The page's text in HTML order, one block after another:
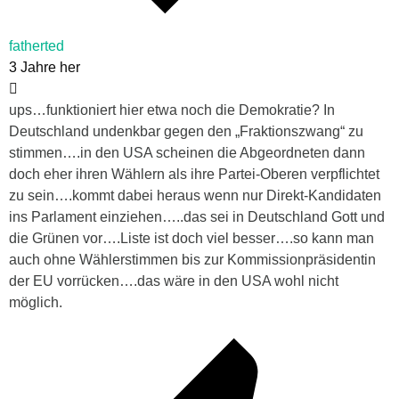
fatherted
3 Jahre her
ups…funktioniert hier etwa noch die Demokratie? In
Deutschland undenkbar gegen den „Fraktionszwang“ zu
stimmen….in den USA scheinen die Abgeordneten dann
doch eher ihren Wählern als ihre Partei-Oberen verpflichtet
zu sein….kommt dabei heraus wenn nur Direkt-Kandidaten
ins Parlament einziehen…..das sei in Deutschland Gott und
die Grünen vor….Liste ist doch viel besser….so kann man
auch ohne Wählerstimmen bis zur Kommissionpräsidentin
der EU vorrücken….das wäre in den USA wohl nicht
möglich.